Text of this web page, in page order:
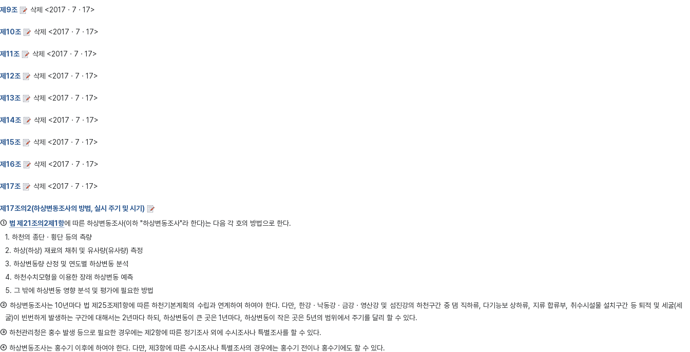
제9조 삭제 <2017ㆍ7ㆍ17>
제10조 삭제 <2017ㆍ7ㆍ17>
제11조 삭제 <2017ㆍ7ㆍ17>
제12조 삭제 <2017ㆍ7ㆍ17>
제13조 삭제 <2017ㆍ7ㆍ17>
제14조 삭제 <2017ㆍ7ㆍ17>
제15조 삭제 <2017ㆍ7ㆍ17>
제16조 삭제 <2017ㆍ7ㆍ17>
제17조 삭제 <2017ㆍ7ㆍ17>
제17조의2(하상변동조사의 방법, 실시 주기 및 시기)
① 법 제21조의2제1항에 따른 하상변동조사(이하 "하상변동조사"라 한다)는 다음 각 호의 방법으로 한다.
1. 하천의 종단ㆍ횡단 등의 측량
2. 하상(하상) 재료의 채취 및 유사량(유사량) 측정
3. 하상변동량 산정 및 연도별 하상변동 분석
4. 하천수치모형을 이용한 장래 하상변동 예측
5. 그 밖에 하상변동 영향 분석 및 평가에 필요한 방법
② 하상변동조사는 10년마다 법 제25조제1항에 따른 하천기본계획의 수립과 연계하여 하여야 한다. 다만, 한강ㆍ낙동강ㆍ금강ㆍ영산강 및 섬진강의 하천구간 중 댐 직하류, 다기능보 상하류, 지류 합류부, 취수시설물 설치구간 등 퇴적 및 세굴(세
굴)이 빈번하게 발생하는 구간에 대해서는 2년마다 하되, 하상변동이 큰 곳은 1년마다, 하상변동이 작은 곳은 5년의 범위에서 주기를 달리 할 수 있다.
③ 하천관리청은 홍수 발생 등으로 필요한 경우에는 제2항에 따른 정기조사 외에 수시조사나 특별조사를 할 수 있다.
④ 하상변동조사는 홍수기 이후에 하여야 한다. 다만, 제3항에 따른 수시조사나 특별조사의 경우에는 홍수기 전이나 홍수기에도 할 수 있다.